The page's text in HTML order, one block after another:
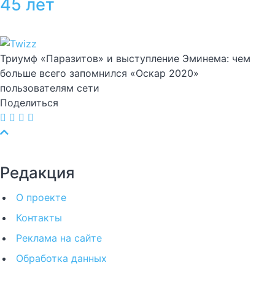
45 лет
Триумф «Паразитов» и выступление Эминема: чем
больше всего запомнился «Оскар 2020»
пользователям сети
Поделиться
Редакция
О проекте
Контакты
Реклама на сайте
Обработка данных